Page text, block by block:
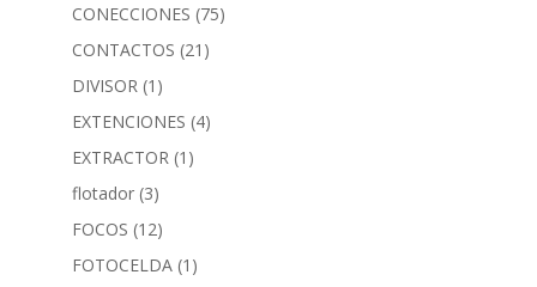
CONECCIONES (75)
CONTACTOS (21)
DIVISOR (1)
EXTENCIONES (4)
EXTRACTOR (1)
flotador (3)
FOCOS (12)
FOTOCELDA (1)